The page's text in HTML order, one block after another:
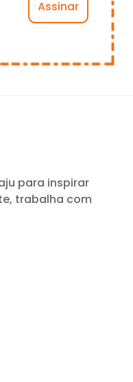
para inspirar
trabalha com